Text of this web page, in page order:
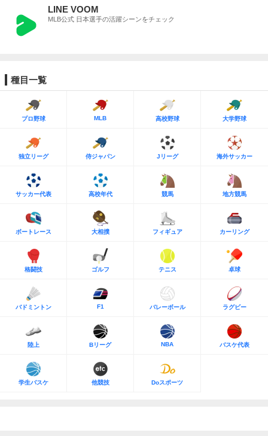
LINE VOOM
MLB公式 日本選手の活躍シーンをチェック
種目一覧
プロ野球 MLB 高校野球 大学野球
独立リーグ 侍ジャパン Jリーグ 海外サッカー
サッカー代表 高校年代 競馬 地方競馬
ボートレース 大相撲 フィギュア カーリング
格闘技 ゴルフ テニス 卓球
バドミントン F1 バレーボール ラグビー
陸上 Bリーグ NBA バスケ代表
学生バスケ 他競技 Doスポーツ